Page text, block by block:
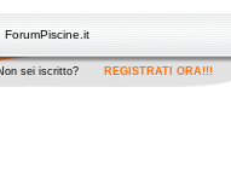
ForumPiscine.it
sei iscritto? REGISTRATI ORA!!!